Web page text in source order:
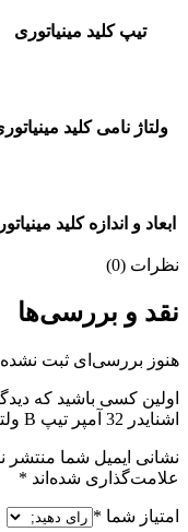
تیپ کلید مینیاتوری
ولتاژ نامی کلید
ابعاد و اندازه کلید
نظرات (0)
نقد و بررسی‌ها
هنوز بررسی‌ای ثبت
اولین کسی باشید که
اشنایدر 32 آمپر تیپ B ولتاژ AC/DC”
نشانی ایمیل شما منتشر
علامت‌گذاری شده‌اند *
امتیاز شما *